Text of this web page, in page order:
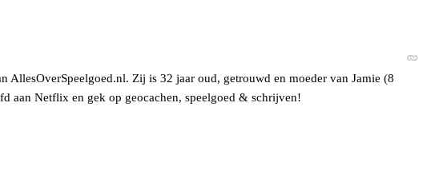
AllesOverSpeelgoed.nl. Zij is 32 jaar oud, getrouwd en moeder van Jamie (8
aan Netflix en gek op geocachen, speelgoed & schrijven!